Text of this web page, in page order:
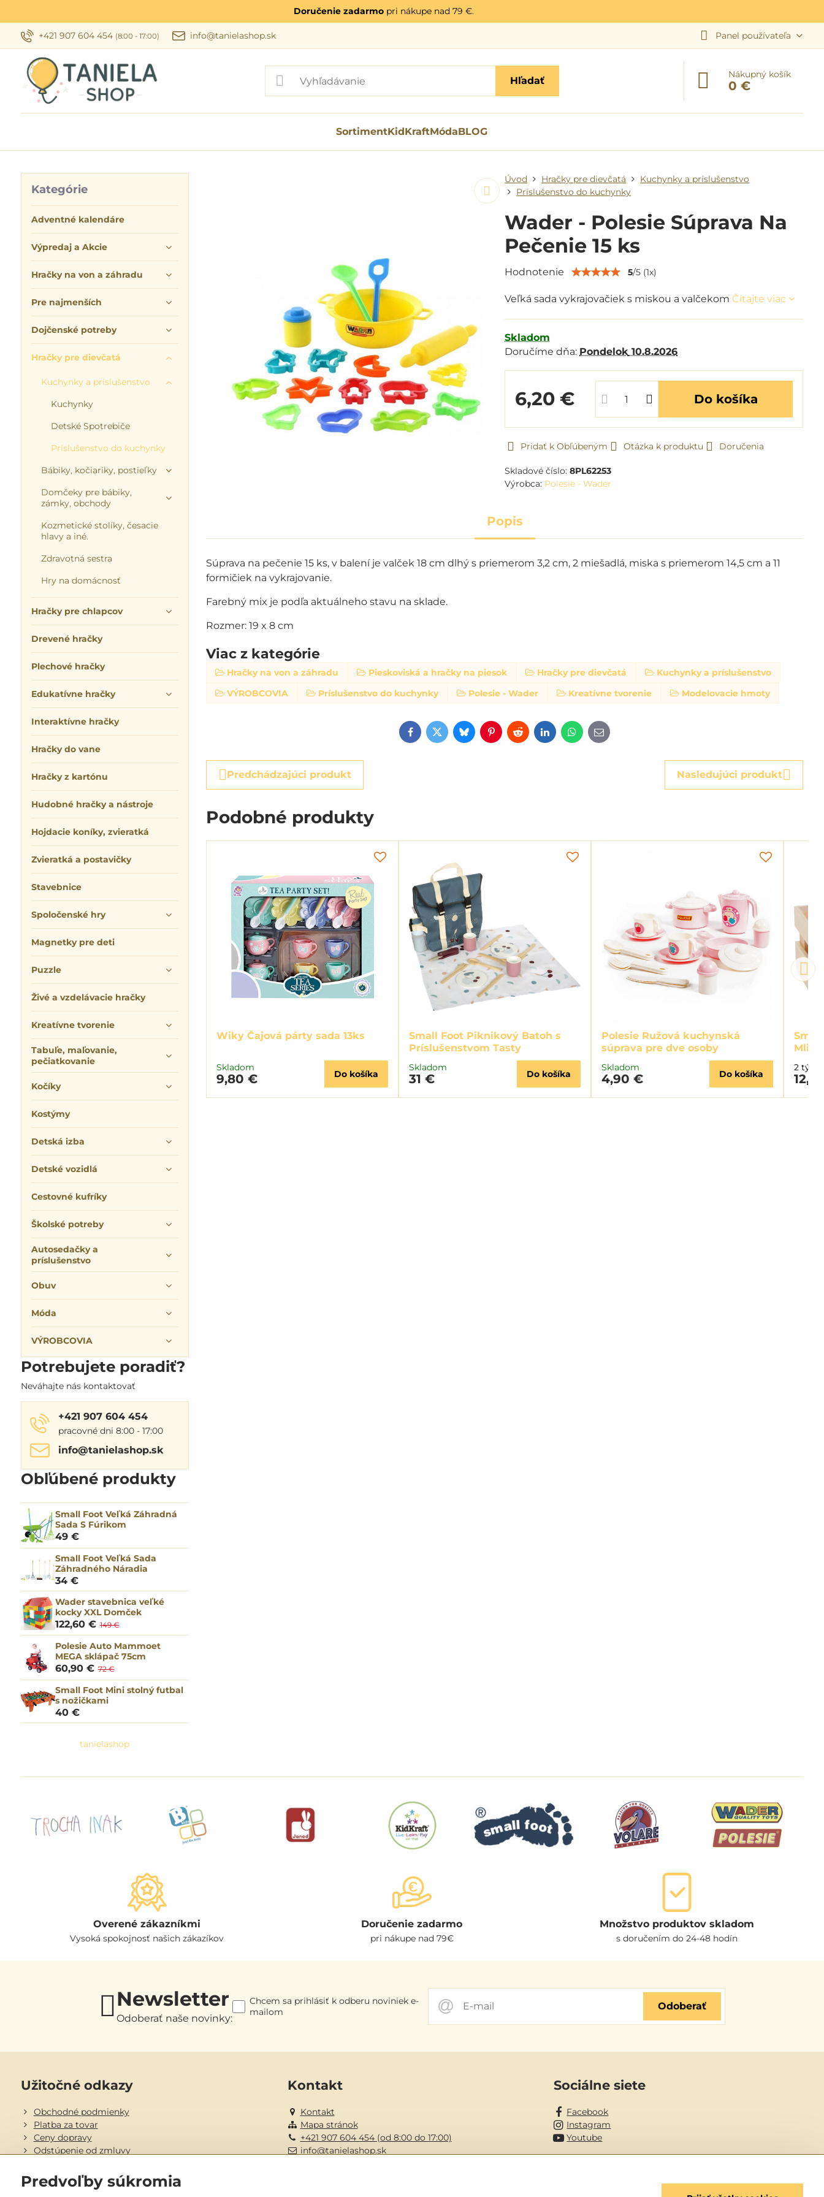
Doručenie zadarmopri nákupe nad 79 €.
+421 907 604 454 (8:00 - 17:00) info@tanielashop.sk Panel používateľa
Hľadať
Nákupný košík
0 €
SortimentKidKraftMódaBLOG
Úvod Hračky pre dievčatá
Kuchynky a príslušenstvo
Príslušenstvo do kuchynky
Wader - Polesie Súprava Na
Pečenie 15 ks
Hodnotenie 5/5 (1x)
Veľká sada vykrajovačiek s miskou a valčekom Čítajte viac
Skladom
Doručíme dňa: Pondelok 10.8.2026
6,20 € Do košíka
Pridať k Obľúbeným Otázka k produktu Doručenia
Skladové číslo:8PL62253
Výrobca: Polesie - Wader
Popis
Súprava na pečenie 15 ks, v balení je valček 18 cm dlhý s priemerom 3,2 cm, 2 miešadlá, miska s priemerom 14,5 cm a 11
formičiek na vykrajovanie.
Farebný mix je podľa aktuálneho stavu na sklade.
Rozmer: 19 x 8 cm
Viac z kategórie
Hračky na von a záhradu Pieskoviská a hračky na piesok Hračky pre dievčatá
Kuchynky a príslušenstvo
VÝROBCOVIA
Príslušenstvo do kuchynky Polesie - Wader Kreatívne tvorenie Modelovacie hmoty
Facebook
TwitterBlueskyPinterest
RedditLinkedInWhatsApp
E-
mail
Predchádzajúci produkt Nasledujúci produkt
Podobné produkty
Wiky Čajová párty sada 13ks
Skladom
9,80 € Do košíka
Small Foot Piknikový Batoh s
Príslušenstvom Tasty
Skladom
31 € Do košíka
Polesie Ružová kuchynská
súprava pre dve osoby
Skladom
4,90 € Do košíka
2
Kategórie
Adventné kalendáre
Výpredaj a Akcie
Hračky na von a záhradu
Pre najmenších
Dojčenské potreby
Hračky pre dievčatá
Kuchynky a príslušenstvo
Kuchynky
Detské Spotrebiče
Príslušenstvo do kuchynky
Bábiky, kočiariky, postieľky
Domčeky pre bábiky,
zámky, obchody
Kozmetické stolíky, česacie
hlavy a iné.
Zdravotná sestra
Hry na domácnosť
Hračky pre chlapcov
Drevené hračky
Plechové hračky
Edukatívne hračky
Interaktívne hračky
Hračky do vane
Hračky z kartónu
Hudobné hračky a nástroje
Hojdacie koníky, zvieratká
Zvieratká a postavičky
Stavebnice
Spoločenské hry
Magnetky pre deti
Puzzle
Živé a vzdelávacie hračky
Kreatívne tvorenie
Tabuľe, maľovanie,
pečiatkovanie
Kočíky
Kostýmy
Detská izba
Detské vozidlá
Cestovné kufríky
Školské potreby
Autosedačky a
príslušenstvo
Obuv
Móda
VÝROBCOVIA
Potrebujete poradiť?
Neváhajte nás kontaktovať
+421 907 604 454
pracovné dni 8:00 - 17:00
info​@tanielashop​.sk
Obľúbené produkty
Small Foot Veľká Záhradná
Sada S Fúrikom
49 €
Small Foot Veľká Sada
Záhradného Náradia
34 €
Wader stavebnica veľké
kocky XXL Domček
122,60 € 149 €
Polesie Auto Mammoet
MEGA sklápač 75cm
60,90 € 72 €
Small Foot Mini stolný futbal
s nožičkami
40 €
tanielashop
Overené zákazníkmi
Vysoká spokojnosť našich zákazíkov
Doručenie zadarmo
pri nákupe nad 79€
Množstvo produktov skladom
s doručením do 24-48 hodín
Newsletter
Odoberať naše novinky:
Odoberať
Chcem sa prihlásiť k odberu noviniek e-
mailom
Užitočné odkazy
Obchodné podmienky
Platba za tovar
Ceny dopravy
Odstúpenie od zmluvy
Objednávky
Kontakt
Kontakt
Mapa stránok
+421 907 604 454 (od 8:00 do 17:00)
info@tanielashop.sk
Sociálne siete
Facebook
Instagram
Youtube
Predvoľby súkromia